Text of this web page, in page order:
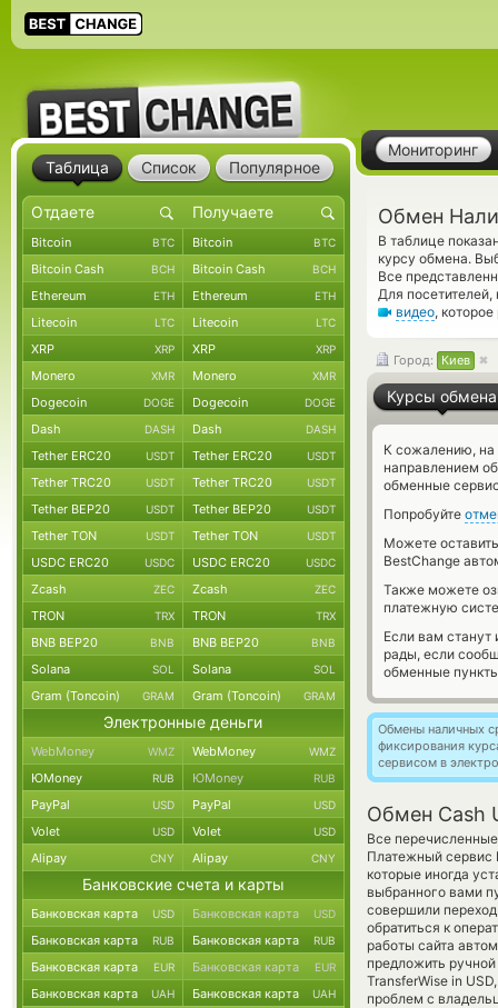
Мониторинг
Обмен
В таблице
курсу обмена.
Все
Для
видео,
Город: Киев
Курсы обмена
К сожалению, на
направлением
обменные
Попробуйте
Можете
BestChange
Также можете
платежную
Если вам
рады, если
обменные
Обмены наличных
фиксирования
сервисом в
Обмен Cash
Все
Платежный сервис
которые иногда
выбранного вами
совершили
обратиться к
работы сайта
предложить
TransferWise in
проблем с
Таблица Список Популярное
Bitcoin BTC Bitcoin BTC
Bitcoin Cash BCH Bitcoin Cash BCH
Ethereum ETH Ethereum ETH
Litecoin LTC Litecoin LTC
XRP XRP XRP XRP
Monero XMR Monero XMR
Dogecoin DOGE Dogecoin DOGE
Dash DASH Dash DASH
Tether ERC20 USDT Tether ERC20 USDT
Tether TRC20 USDT Tether TRC20 USDT
Tether BEP20 USDT Tether BEP20 USDT
Tether TON USDT Tether TON USDT
USDC ERC20 USDC USDC ERC20 USDC
Zcash ZEC Zcash ZEC
TRON TRX TRON TRX
BNB BEP20 BNB BNB BEP20 BNB
Solana SOL Solana SOL
Gram (Toncoin) GRAM Gram (Toncoin) GRAM
Электронные деньги
WebMoney WMZ WebMoney WMZ
ЮMoney RUB ЮMoney RUB
PayPal USD PayPal USD
Volet USD Volet USD
Alipay CNY Alipay CNY
Банковские счета и карты
Банковская карта USD Банковская карта USD
Банковская карта RUB Банковская карта RUB
Банковская карта EUR Банковская карта EUR
Банковская карта UAH Банковская карта UAH